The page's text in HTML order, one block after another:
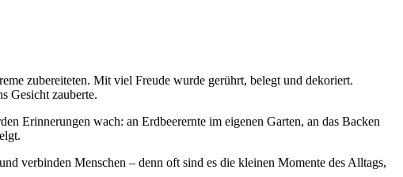
zubereiteten. Mit viel Freude wurde gerührt, belegt und dekoriert.
Gesicht zauberte.
Erinnerungen wach: an Erdbeerernte im eigenen Garten, an das Backen
verbinden Menschen – denn oft sind es die kleinen Momente des Alltags,